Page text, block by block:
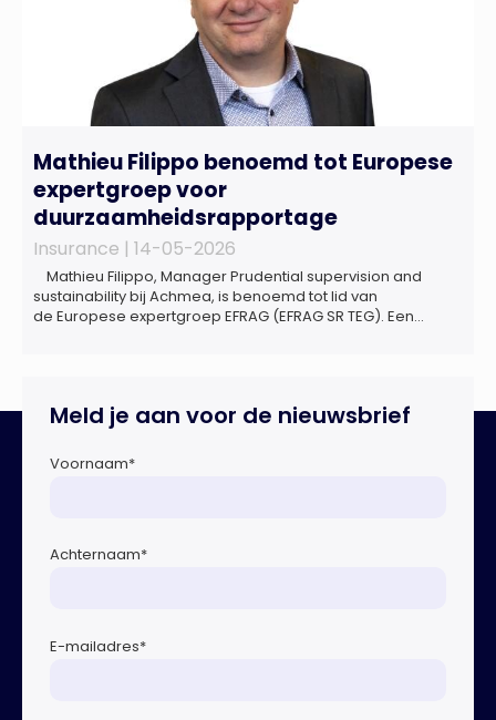
Mathieu Filippo benoemd tot Europese
expertgroep voor
duurzaamheidsrapportage
Insurance | 14-05-2026
Mathieu Filippo, Manager Prudential supervision and
sustainability bij Achmea, is benoemd tot lid van
de Europese expertgroep EFRAG (EFRAG SR TEG). Een
Europese Commissie bij het ontwikkelen van […]
Meld je aan voor de nieuwsbrief
Voornaam*
Achternaam*
E-mailadres*